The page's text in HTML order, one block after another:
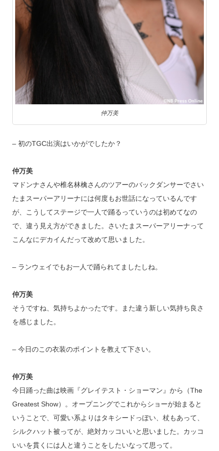
仲万美
– 初のTGC出演はいかがでしたか？
仲万美
マドンナさんや椎名林檎さんのツアーのバックダンサーでさい
たまスーパーアリーナには何度もお世話になっているんです
が、こうしてステージで一人で踊るっていうのは初めてなの
で、違う見え方ができました。さいたまスーパーアリーナって
こんなにデカイんだって改めて思いました。
– ランウェイでもお一人で踊られてましたしね。
仲万美
そうですね、気持ちよかったです。また違う新しい気持ち良さ
を感じました。
– 今日のこの衣装のポイントを教えて下さい。
仲万美
今日踊った曲は映画『グレイテスト・ショーマン』から（The
Greatest Show）。オープニングでこれからショーが始まると
いうことで、可愛い系よりはタキシードっぽい、杖もあって、
シルクハット被ってが、絶対カッコいいと思いました。カッコ
いいを貫くには人と違うことをしたいなって思って。